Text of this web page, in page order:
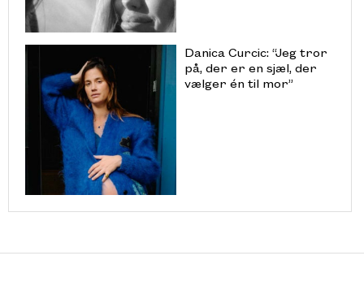
Danica Curcic: “Jeg tror
på, der er en sjæl, der
vælger én til mor”